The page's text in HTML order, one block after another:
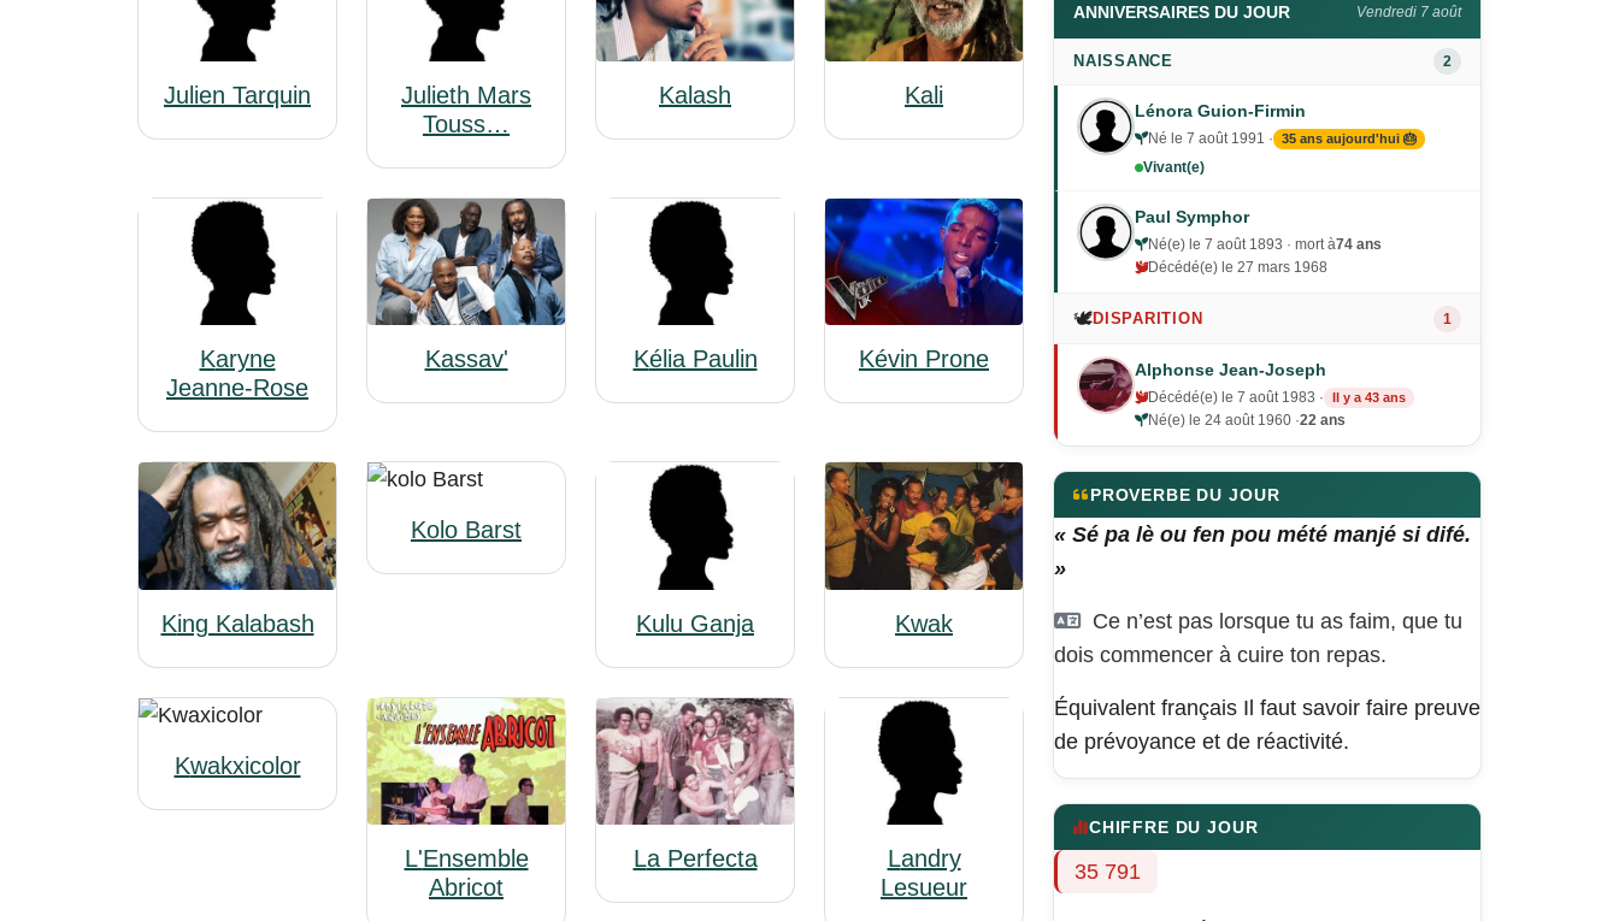
Julien Tarquin
Julieth Mars
Touss…
Kalash Kali
Karyne
Jeanne-Rose
Kassav' Kélia Paulin Kévin Prone
King Kalabash
Kolo Barst
Kulu Ganja Kwak
Kwakxicolor
L'Ensemble
Abricot
La Perfecta
Landry
Lesueur
ANNIVERSAIRES DU JOUR Vendredi 7 août
NAISSANCE 2
Lénora Guion-Firmin
Né le 7 août 1991 · 35 ans aujourd'hui 🎂
Vivant(e)
Paul Symphor
Né(e) le 7 août 1893 · mort à74 ans
Décédé(e) le 27 mars 1968
🕊️DISPARITION 1
Alphonse Jean-Joseph
Décédé(e) le 7 août 1983 · Il y a 43 ans
Né(e) le 24 août 1960 ·22 ans
PROVERBE DU JOUR
« Sé pa lè ou fen pou mété manjé si difé.
»
Ce n’est pas lorsque tu as faim, que tu
dois commencer à cuire ton repas.
Équivalent français Il faut savoir faire preuve
de prévoyance et de réactivité.
CHIFFRE DU JOUR
35 791